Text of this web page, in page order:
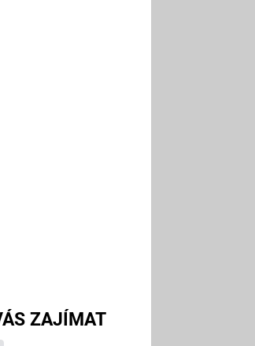
ZAJÍMAT